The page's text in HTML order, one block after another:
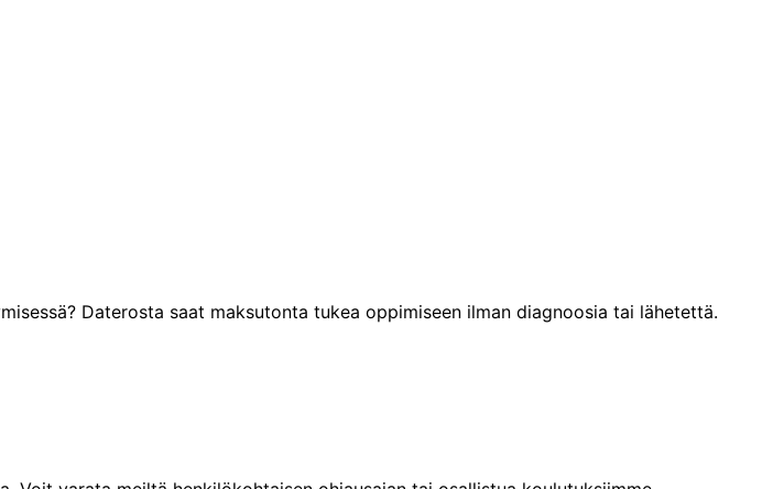
Daterosta saat maksutonta tukea oppimiseen ilman diagnoosia tai lähetettä.